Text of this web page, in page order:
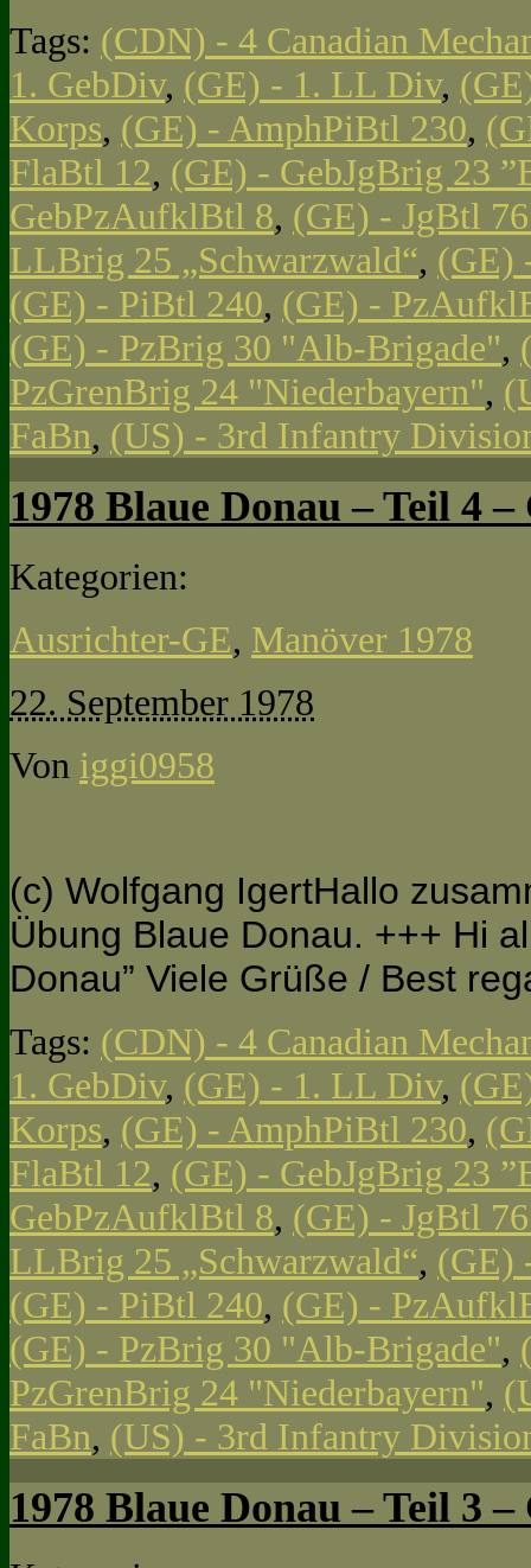
Tags: (CDN) - 4 Canadian
1. GebDiv, (GE) - 1. LL Div,
Korps, (GE) - AmphPiBtl 230,
FlaBtl 12, (GE) - GebJgBrig 23
GebPzAufklBtl 8, (GE) - JgBtl
LLBrig 25 „Schwarzwald“, (GE)
(GE) - PiBtl 240, (GE) -
(GE) - PzBrig 30 "Alb-Brigade",
PzGrenBrig 24 "Niederbayern",
FaBn, (US) - 3rd Infantry
1978 Blaue Donau – Teil 4
Kategorien:
Ausrichter-GE, Manöver 1978
22. September 1978
Von iggi0958
(c) Wolfgang IgertHallo
Übung Blaue Donau. +++ Hi
Donau” Viele Grüße / Best
Tags: (CDN) - 4 Canadian
1. GebDiv, (GE) - 1. LL Div,
Korps, (GE) - AmphPiBtl 230,
FlaBtl 12, (GE) - GebJgBrig 23
GebPzAufklBtl 8, (GE) - JgBtl
LLBrig 25 „Schwarzwald“, (GE)
(GE) - PiBtl 240, (GE) -
(GE) - PzBrig 30 "Alb-Brigade",
PzGrenBrig 24 "Niederbayern",
FaBn, (US) - 3rd Infantry
1978 Blaue Donau – Teil 3